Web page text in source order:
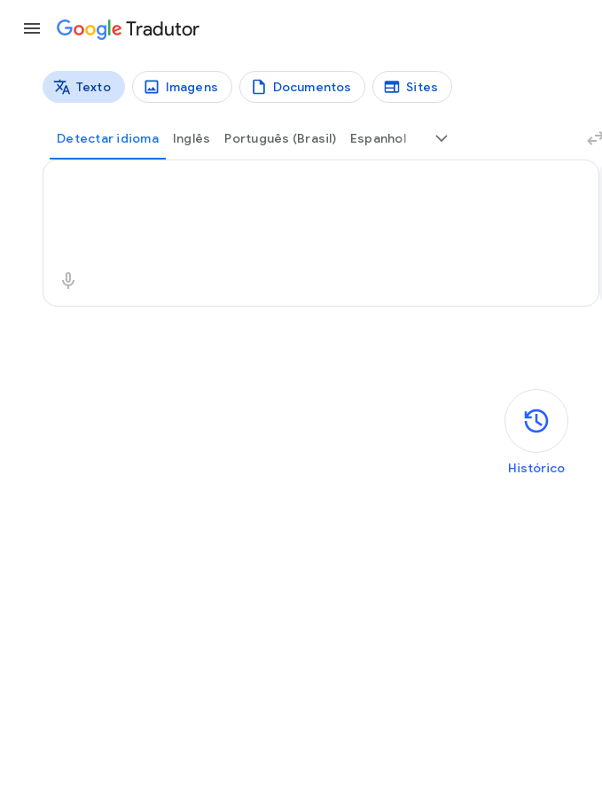
Tradutor
Tipos de tradução
Texto Imagens Documentos Sites
Detectar idioma Inglês Português (Brasil) Espanhol
Texto de origem
Histórico